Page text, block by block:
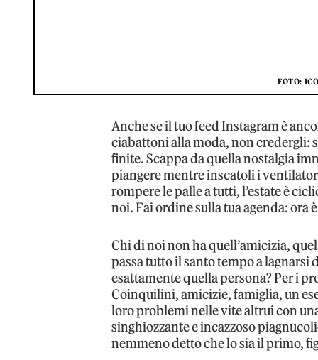
FOTO:
Anche se il tuo feed Instagram è
ciabattoni alla moda, non credergli:
finite. Scappa da quella nostalgia
piangere mentre inscatoli i
rompere le palle a tutti, l’estate è
noi. Fai ordine sulla tua agenda: ora
Chi di noi non ha quell’amicizia,
passa tutto il santo tempo a lagnarsi
esattamente quella persona? Per i
Coinquilini, amicizie, famiglia, un
loro problemi nelle vite altrui con
singhiozzante e incazzoso
nemmeno detto che lo sia il primo,